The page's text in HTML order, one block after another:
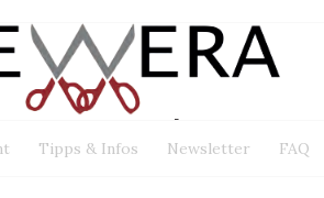
Tipps & Infos Newsletter FAQ